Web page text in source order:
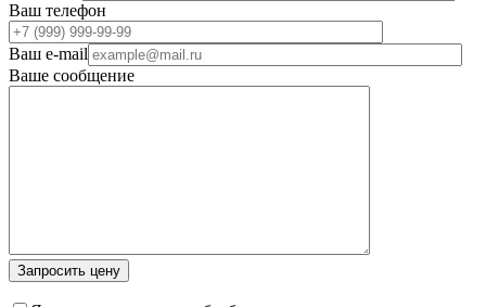
Ваш телефон
Ваш e-mail
Ваше сообщение